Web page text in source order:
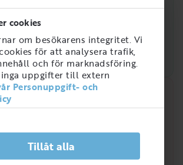
cookies
om besökarens integritet. Vi
för att analysera trafik,
och för marknadsföring.
uppgifter till extern
Personuppgift- och
Tillåt alla